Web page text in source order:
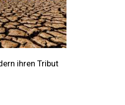
ihren Tribut